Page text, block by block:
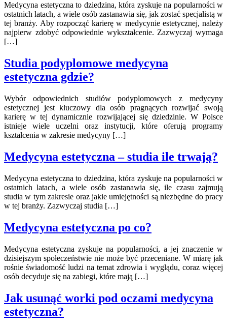
Medycyna estetyczna to dziedzina, która zyskuje na popularności w
ostatnich latach, a wiele osób zastanawia się, jak zostać specjalistą w
tej branży. Aby rozpocząć karierę w medycynie estetycznej, należy
najpierw zdobyć odpowiednie wykształcenie. Zazwyczaj wymaga
[…]
Studia podyplomowe medycyna
estetyczna gdzie?
Wybór odpowiednich studiów podyplomowych z medycyny
estetycznej jest kluczowy dla osób pragnących rozwijać swoją
karierę w tej dynamicznie rozwijającej się dziedzinie. W Polsce
istnieje wiele uczelni oraz instytucji, które oferują programy
kształcenia w zakresie medycyny […]
Medycyna estetyczna – studia ile trwają?
Medycyna estetyczna to dziedzina, która zyskuje na popularności w
ostatnich latach, a wiele osób zastanawia się, ile czasu zajmują
studia w tym zakresie oraz jakie umiejętności są niezbędne do pracy
w tej branży. Zazwyczaj studia […]
Medycyna estetyczna po co?
Medycyna estetyczna zyskuje na popularności, a jej znaczenie w
dzisiejszym społeczeństwie nie może być przeceniane. W miarę jak
rośnie świadomość ludzi na temat zdrowia i wyglądu, coraz więcej
osób decyduje się na zabiegi, które mają […]
Jak usunąć worki pod oczami medycyna
estetyczna?